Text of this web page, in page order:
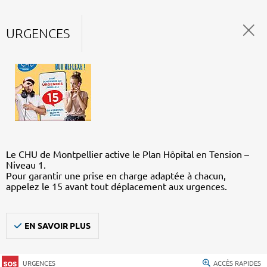
URGENCES
Le CHU de Montpellier active le Plan Hôpital en Tension –
Niveau 1.
Pour garantir une prise en charge adaptée à chacun,
appelez le 15 avant tout déplacement aux urgences.
EN SAVOIR PLUS
URGENCES ACCÈS RAPIDES